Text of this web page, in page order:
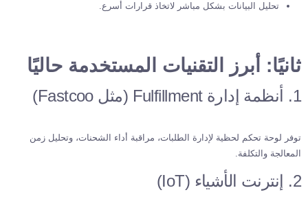
تحليل البيانات بشكل مباشر لاتخاذ قرارات أسرع.
ثانيًا: أبرز التقنيات المستخدمة حاليًا
1. أنظمة إدارة Fulfillment (مثل Fastcoo)
توفر لوحة تحكم لحظية لإدارة الطلبات، مراقبة أداء الشحنات، وتحليل زمن
المعالجة والتكلفة.
2. إنترنت الأشياء (IoT)